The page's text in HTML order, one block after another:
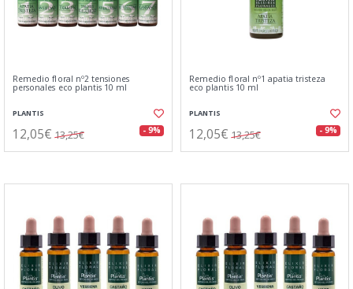
Remedio floral nº2 tensiones
personales eco plantis 10 ml
PLANTIS
12,05€ 13,25€ - 9%
Remedio floral nº1 apatia tristeza
eco plantis 10 ml
PLANTIS
12,05€ 13,25€ - 9%